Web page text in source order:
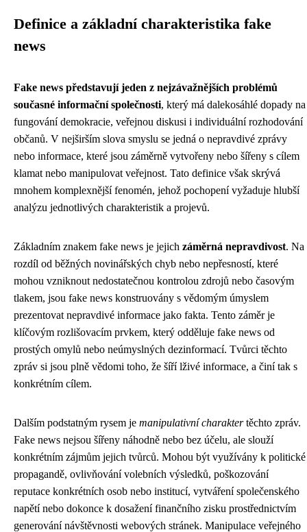
Definice a základní charakteristika fake
news
Fake news představují jeden z nejzávažnějších problémů
současné informační společnosti, který má dalekosáhlé dopady na
fungování demokracie, veřejnou diskusi i individuální rozhodování
občanů. V nejširším slova smyslu se jedná o nepravdivé zprávy
nebo informace, které jsou záměrně vytvořeny nebo šířeny s cílem
klamat nebo manipulovat veřejnost. Tato definice však skrývá
mnohem komplexnější fenomén, jehož pochopení vyžaduje hlubší
analýzu jednotlivých charakteristik a projevů.
Základním znakem fake news je jejich záměrná nepravdivost. Na
rozdíl od běžných novinářských chyb nebo nepřesností, které
mohou vzniknout nedostatečnou kontrolou zdrojů nebo časovým
tlakem, jsou fake news konstruovány s vědomým úmyslem
prezentovat nepravdivé informace jako fakta. Tento záměr je
klíčovým rozlišovacím prvkem, který odděluje fake news od
prostých omylů nebo neúmyslných dezinformací. Tvůrci těchto
zpráv si jsou plně vědomi toho, že šíří lživé informace, a činí tak s
konkrétním cílem.
Dalším podstatným rysem je manipulativní charaktertěchto zpráv.
Fake news nejsou šířeny náhodně nebo bez účelu, ale slouží
konkrétním zájmům jejich tvůrců. Mohou být využívány k politické
propagandě, ovlivňování volebních výsledků, poškozování
reputace konkrétních osob nebo institucí, vytváření společenského
napětí nebo dokonce k dosažení finančního zisku prostřednictvím
generování návštěvnosti webových stránek. Manipulace veřejného